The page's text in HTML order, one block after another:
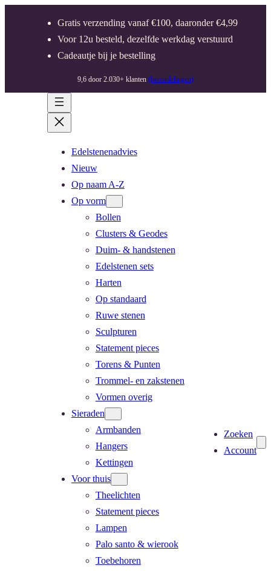
Gratis verzending vanaf €100, daaronder €4,99
Voor 12u besteld, dezelfde werkdag verstuurd
Cadeautje bij je bestelling
9,6 door 2.030+ klanten (beoordelingen)
Edelstenenadvies
Nieuw
Op naam A-Z
Op vorm
Bollen
Clusters & Geodes
Duim- & handstenen
Edelstenen sets
Harten
Op standaard
Ruwe stenen
Sculpturen
Statement pieces
Torens & Punten
Trommel- en zakstenen
Vormen overig
Sieraden
Armbanden
Hangers
Kettingen
Voor thuis
Theelichten
Statement pieces
Lampen
Palo santo & wierook
Toebehoren
Zoeken
Account